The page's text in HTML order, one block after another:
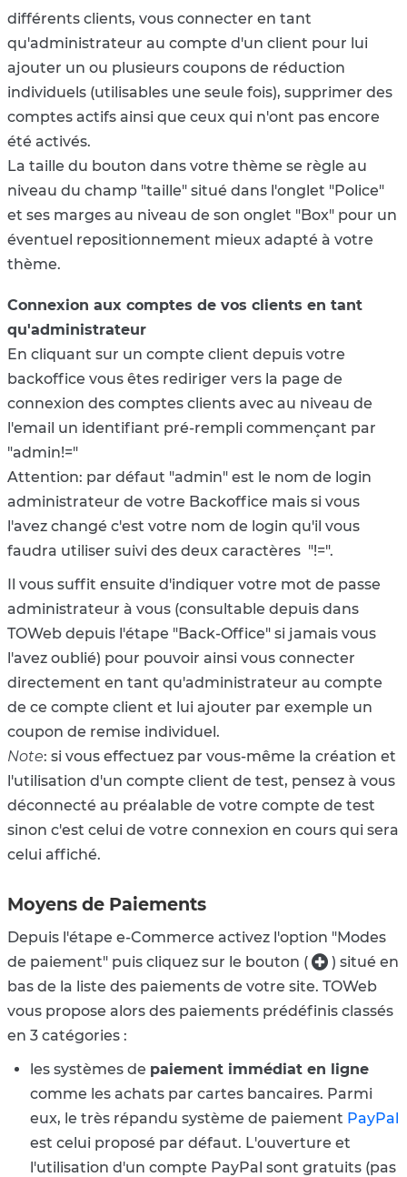
différents clients, vous connecter en tant
qu'administrateur au compte d'un client pour lui
ajouter un ou plusieurs coupons de réduction
individuels (utilisables une seule fois), supprimer des
comptes actifs ainsi que ceux qui n'ont pas encore
été activés.
La taille du bouton dans votre thème se règle au
niveau du champ "taille" situé dans l'onglet "Police"
et ses marges au niveau de son onglet "Box" pour un
éventuel repositionnement mieux adapté à votre
thème.
Connexion aux comptes de vos clients en tant
qu'administrateur
En cliquant sur un compte client depuis votre
backoffice vous êtes rediriger vers la page de
connexion des comptes clients avec au niveau de
l'email un identifiant pré-rempli commençant par
"admin!="
Attention: par défaut "admin" est le nom de login
administrateur de votre Backoffice mais si vous
l'avez changé c'est votre nom de login qu'il vous
faudra utiliser suivi des deux caractères "!=".
Il vous suffit ensuite d'indiquer votre mot de passe
administrateur à vous (consultable depuis dans
TOWeb depuis l'étape "Back-Office" si jamais vous
l'avez oublié) pour pouvoir ainsi vous connecter
directement en tant qu'administrateur au compte
de ce compte client et lui ajouter par exemple un
coupon de remise individuel.
Note: si vous effectuez par vous-même la création et
l'utilisation d'un compte client de test, pensez à vous
déconnecté au préalable de votre compte de test
sinon c'est celui de votre connexion en cours qui sera
celui affiché.
Moyens de Paiements
Depuis l'étape e-Commerce activez l'option "Modes
de paiement" puis cliquez sur le bouton (
) situé en
bas de la liste des paiements de votre site. TOWeb
vous propose alors des paiements prédéfinis classés
en 3 catégories :
les systèmes de paiement immédiat en ligne
comme les achats par cartes bancaires. Parmi
eux, le très répandu système de paiement PayPal
est celui proposé par défaut. L'ouverture et
l'utilisation d'un compte PayPal sont gratuits (pas